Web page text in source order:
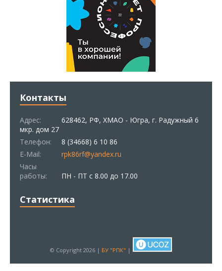
Контакты
Адрес:
628462, РФ, ХМАО - Югра, г. Радужный 6
мкр. дом 27
Телефон:
8 (34668) 6 10 86
E-Mail:
rpk86rf@yandex.ru
Часы
работы:
ПН - ПТ с 8.00 до 17.00
Статистика
© Copyright 2026 | БУ "РПК" |